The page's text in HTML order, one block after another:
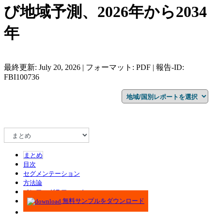
び地域予測、2026年から2034
年
最終更新: July 20, 2026 | フォーマット: PDF | 報告-ID:
FBI100736
まとめ
目次
セグメンテーション
方法論
インフォグラフィック
無料サンプルをダウンロード